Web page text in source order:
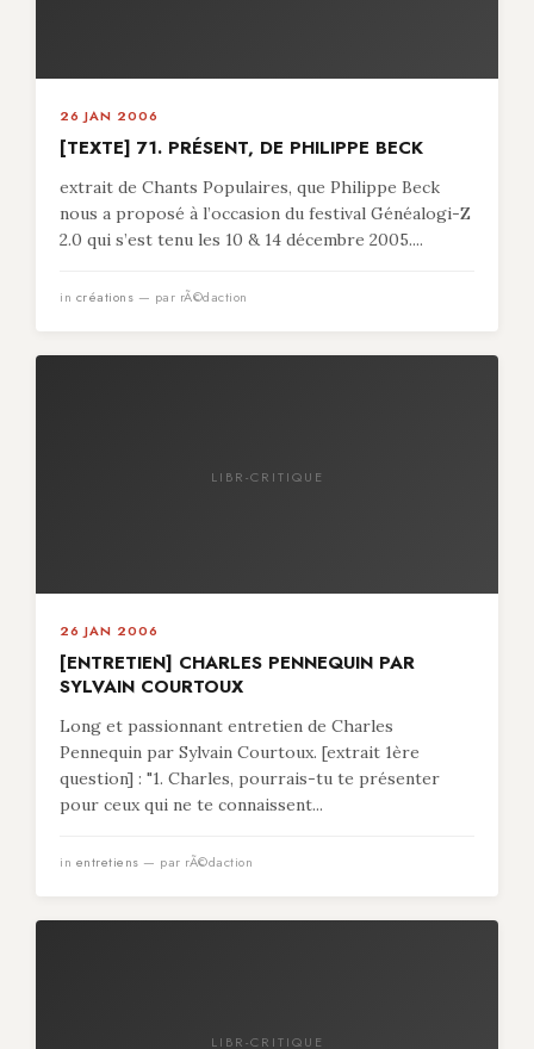
26 JAN 2006
[TEXTE] 71. PRÉSENT, DE PHILIPPE BECK
extrait de Chants Populaires, que Philippe Beck
nous a proposé à l’occasion du festival Généalogi-Z
2.0 qui s’est tenu les 10 & 14 décembre 2005....
in créations — par rÃ©daction
LIBR-CRITIQUE
26 JAN 2006
[ENTRETIEN] CHARLES PENNEQUIN PAR
SYLVAIN COURTOUX
Long et passionnant entretien de Charles
Pennequin par Sylvain Courtoux. [extrait 1ère
question] : "1. Charles, pourrais-tu te présenter
pour ceux qui ne te connaissent...
in entretiens — par rÃ©daction
LIBR-CRITIQUE